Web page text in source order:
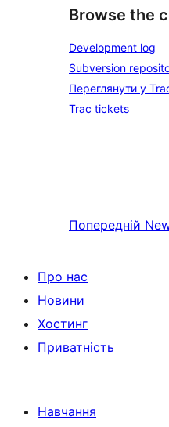
Browse the
Development log
Subversion
Переглянути у
Trac tickets
Попередній
Про нас
Новини
Хостинг
Приватність
Навчання